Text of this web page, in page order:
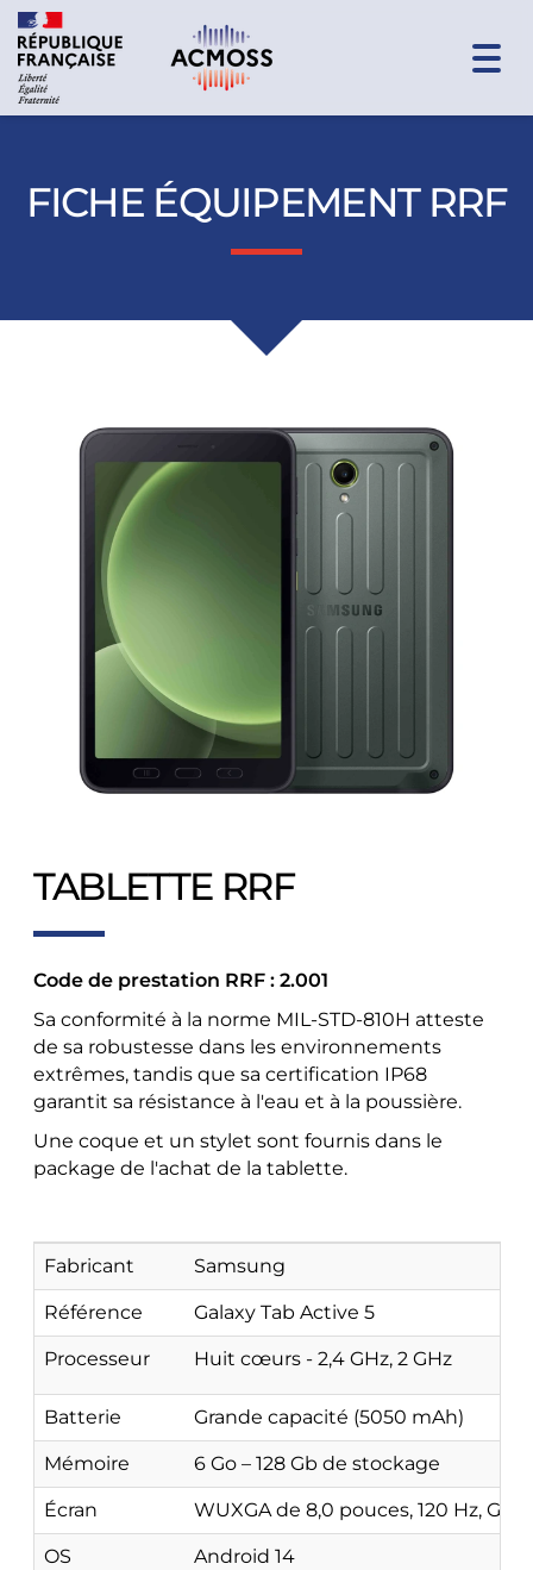
FICHE ÉQUIPEMENT RRF
TABLETTE RRF
Code de prestation RRF : 2.001
Sa conformité à la norme MIL-STD-810H atteste
de sa robustesse dans les environnements
extrêmes, tandis que sa certification IP68
garantit sa résistance à l'eau et à la poussière.
Une coque et un stylet sont fournis dans le
package de l'achat de la tablette.
Fabricant Samsung
Référence Galaxy Tab Active 5
Processeur Huit cœurs - 2,4 GHz, 2 GHz
Batterie Grande capacité (5050 mAh)
Mémoire 6 Go – 128 Gb de stockage
Écran WUXGA de 8,0 pouces, 120 Hz,
OS Android 14